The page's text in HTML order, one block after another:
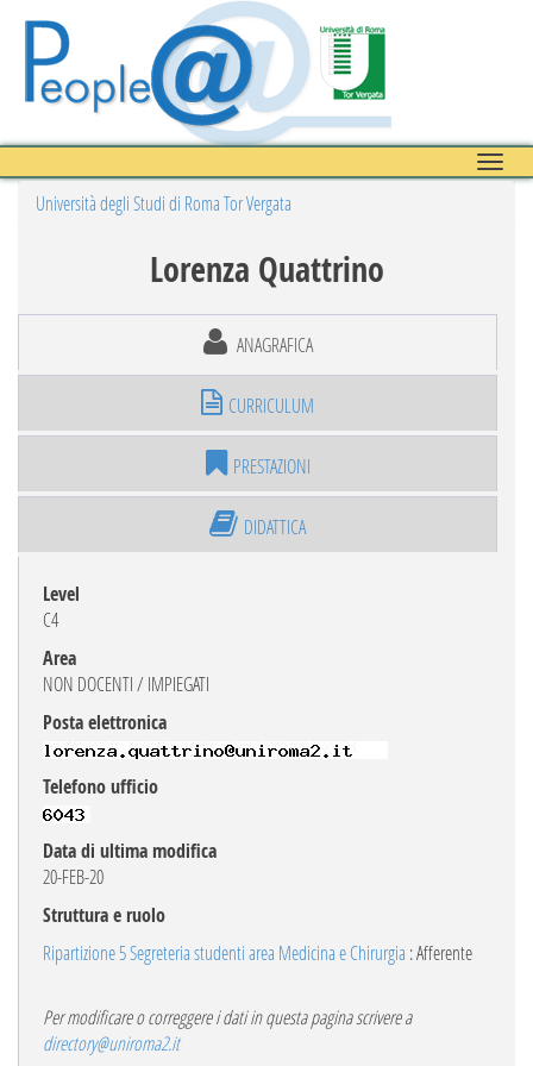
Toggle
Università degli Studi di Roma Tor Vergata
Lorenza Quattrino
ANAGRAFICA
CURRICULUM
PRESTAZIONI
DIDATTICA
Level
C4
Area
NON DOCENTI / IMPIEGATI
Posta elettronica
Telefono ufficio
Data di ultima modifica
20-FEB-20
Struttura e ruolo
Ripartizione 5 Segreteria studenti area Medicina e Chirurgia : Afferente
Per modificare o correggere i dati in questa pagina scrivere a
directory@uniroma2.it